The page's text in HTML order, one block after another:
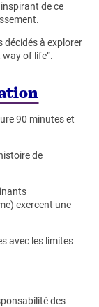
de ce
décidés à explorer
of life”.
90 minutes et
de
exercent une
avec les limites
des